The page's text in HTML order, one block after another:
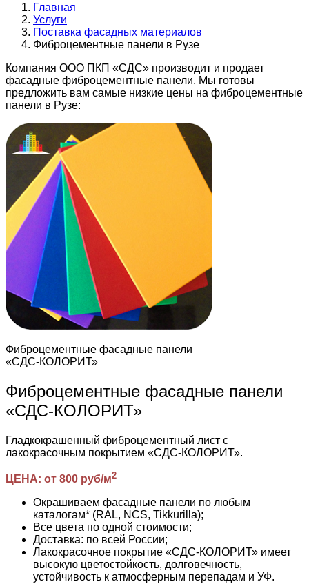
Главная
Услуги
Поставка фасадных материалов
Фиброцементные панели в Рузе
Компания ООО ПКП «СДС» производит и продает
фасадные фиброцементные панели. Мы готовы
предложить вам самые низкие цены на фиброцементные
панели в Рузе:
Фиброцементные фасадные панели
«СДС-КОЛОРИТ»
Фиброцементные фасадные панели
«СДС-КОЛОРИТ»
Гладкокрашенный фиброцементный лист с
лакокрасочным покрытием «СДС-КОЛОРИТ».
ЦЕНА: от 800 руб/м2
Окрашиваем фасадные панели по любым
каталогам* (RAL, NCS, Tikkurilla);
Все цвета по одной стоимости;
Доставка: по всей России;
Лакокрасочное покрытие «СДС-КОЛОРИТ» имеет
высокую цветостойкость, долговечность,
устойчивость к атмосферным перепадам и УФ.